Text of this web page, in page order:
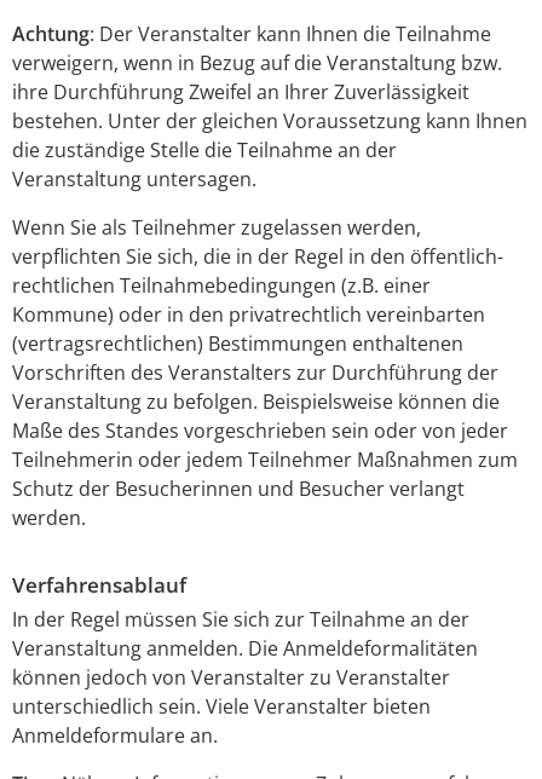
Achtung: Der Veranstalter kann Ihnen die Teilnahme
verweigern, wenn in Bezug auf die Veranstaltung bzw.
ihre Durchführung Zweifel an Ihrer Zuverlässigkeit
bestehen. Unter der gleichen Voraussetzung kann Ihnen
die zuständige Stelle die Teilnahme an der
Veranstaltung untersagen.
Wenn Sie als Teilnehmer zugelassen werden,
verpflichten Sie sich, die in der Regel in den öffentlich-
rechtlichen Teilnahmebedingungen (z.B. einer
Kommune) oder in den privatrechtlich vereinbarten
(vertragsrechtlichen) Bestimmungen enthaltenen
Vorschriften des Veranstalters zur Durchführung der
Veranstaltung zu befolgen. Beispielsweise können die
Maße des Standes vorgeschrieben sein oder von jeder
Teilnehmerin oder jedem Teilnehmer Maßnahmen zum
Schutz der Besucherinnen und Besucher verlangt
werden.
Verfahrensablauf
In der Regel müssen Sie sich zur Teilnahme an der
Veranstaltung anmelden. Die Anmeldeformalitäten
können jedoch von Veranstalter zu Veranstalter
unterschiedlich sein. Viele Veranstalter bieten
Anmeldeformulare an.